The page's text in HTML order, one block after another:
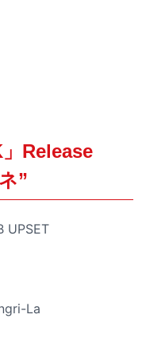
Release
”
UPSET
La